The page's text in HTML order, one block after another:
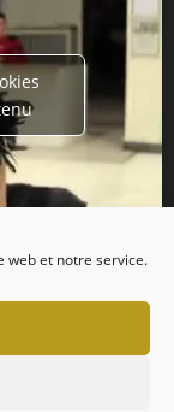
web et notre service.